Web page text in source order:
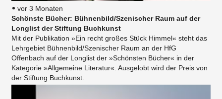
vor 3 Monaten
Schönste Bücher: Bühnenbild/Szenischer Raum auf der
Longlist der Stiftung Buchkunst
Mit der Publikation »Ein recht großes Stück Himmel« steht das
Lehrgebiet Bühnenbild/Szenischer Raum an der HfG
Offenbach auf der Longlist der »Schönsten Bücher« in der
Kategorie »Allgemeine Literatur«. Ausgelobt wird der Preis von
der Stiftung Buchkunst.